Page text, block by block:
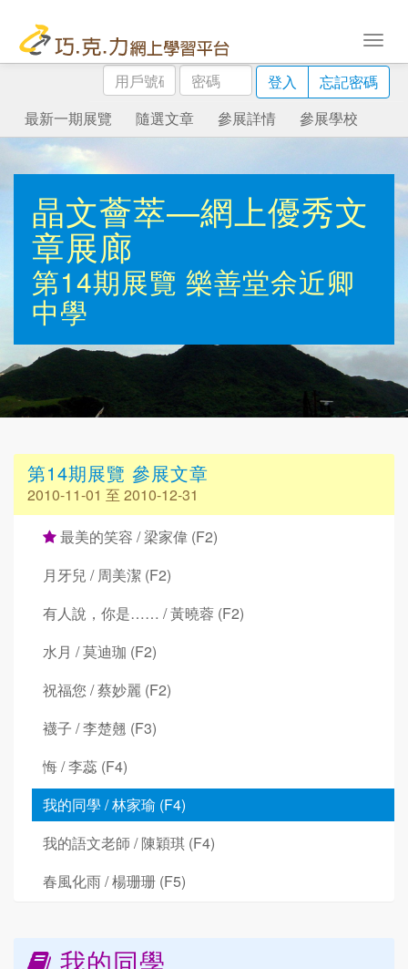
用
戶
號
碼
密
碼
登入
忘記密碼
最新一期展覽
隨選文章 參展詳情 參展學校
晶文薈萃—網上優秀文
章展廊
第14期展覽 樂善堂余近卿
中學
第14期展覽 參展文章
2010-11-01 至 2010-12-31
最美的笑容 / 梁家偉 (F2)
月牙兒 / 周美潔 (F2)
有人說，你是…… / 黃曉蓉 (F2)
水月 / 莫迪珈 (F2)
祝福您 / 蔡妙麗 (F2)
襪子 / 李楚翹 (F3)
悔 / 李蕊 (F4)
我的同學 / 林家瑜 (F4)
我的語文老師 / 陳穎琪 (F4)
春風化雨 / 楊珊珊 (F5)
我的同學